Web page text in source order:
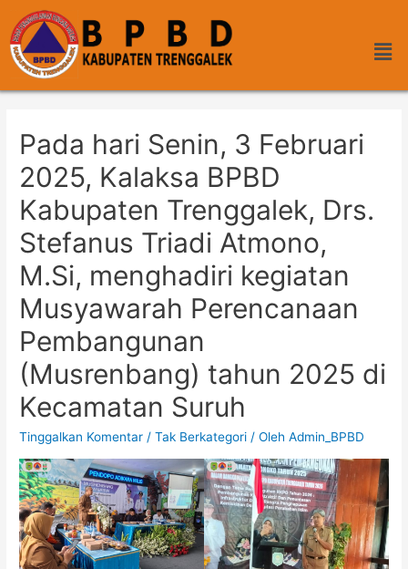
Pada hari Senin, 3 Februari
2025, Kalaksa BPBD
Kabupaten Trenggalek, Drs.
Stefanus Triadi Atmono,
M.Si, menghadiri kegiatan
Musyawarah Perencanaan
Pembangunan
(Musrenbang) tahun 2025 di
Kecamatan Suruh
Tinggalkan Komentar /Tak Berkategori / OlehAdmin_BPBD